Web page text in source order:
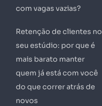
com vagas vazias?
Retenção de clientes no
seu estúdio: por que é
mais barato manter
quem já está com você
do que correr atrás de
novos